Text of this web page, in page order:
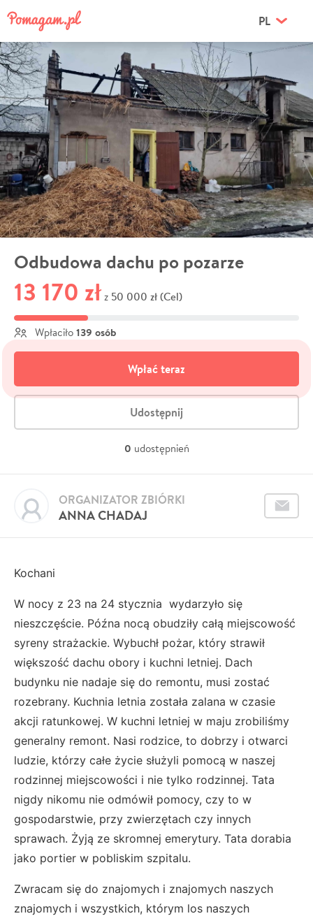
PL
Odbudowa dachu po pozarze
13 170 zł z 50 000 zł (Cel)
Wpłaciło 139 osób
Wpłać teraz
Udostępnij
0 udostępnień
ANNA CHADAJ
ORGANIZATOR ZBIÓRKI
Kochani
W nocy z 23 na 24 stycznia wydarzyło się
nieszczęście. Późna nocą obudziły całą miejscowość
syreny strażackie. Wybuchł pożar, który strawił
większość dachu obory i kuchni letniej. Dach
budynku nie nadaje się do remontu, musi zostać
rozebrany. Kuchnia letnia została zalana w czasie
akcji ratunkowej. W kuchni letniej w maju zrobiliśmy
generalny remont. Nasi rodzice, to dobrzy i otwarci
ludzie, którzy całe życie służyli pomocą w naszej
rodzinnej miejscowości i nie tylko rodzinnej. Tata
nigdy nikomu nie odmówił pomocy, czy to w
gospodarstwie, przy zwierzętach czy innych
sprawach. Żyją ze skromnej emerytury. Tata dorabia
jako portier w pobliskim szpitalu.
Zwracam się do znajomych i znajomych naszych
znajomych i wszystkich, którym los naszych